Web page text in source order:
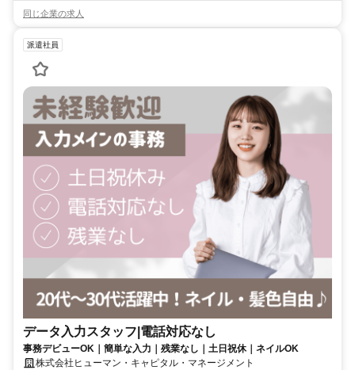
同じ企業の求人
派遣社員
データ入力スタッフ|電話対応なし
事務デビューOK｜簡単な入力｜残業なし｜土日祝休｜ネイルOK
株式会社ヒューマン・キャピタル・マネージメント